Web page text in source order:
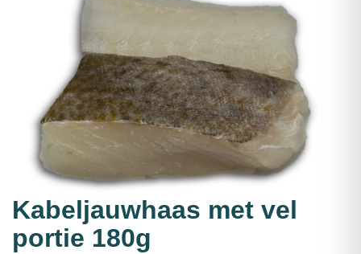
Kabeljauwhaas met vel
portie 180g